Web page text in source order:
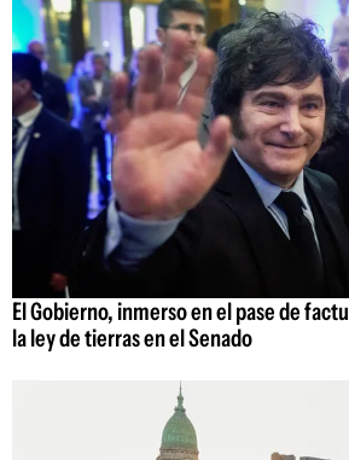
El Gobierno, inmerso en el pase de
la ley de tierras en el Senado